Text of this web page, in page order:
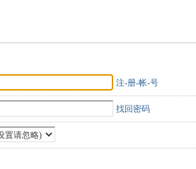
注-册-帐-号
找回密码